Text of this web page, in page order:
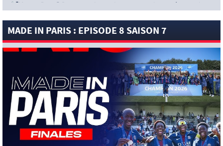
[News-Pros]
Rumeur : Accord contractuel trouvé entre le
[News-Pros]Rumeur : Le PSG aurait lancé un ultimatum
4 AOÛT 2026
Mercato : Khalil Ayari prêté à Dunkerque
(Officiel)
[News-Anciens]Leverkusen : un retour de Diaby envisagé
(Foot Mercato)
[News-Formation]Nsoki va filer au Dinamo Zagreb
(L’Equipe)
[News-Pros]Rumeur : Suzuki acheté par le PSG puis prêté ?
MADE IN PARIS : EPISODE 8 SAISON 7